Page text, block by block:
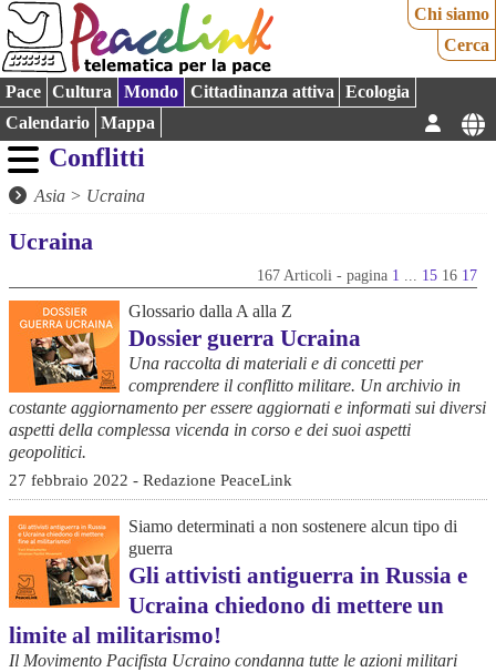
Chi siamo
Cerca
Pace Cultura Mondo Cittadinanza attiva
Ecologia
Calendario
Mappa
Conflitti
Asia > Ucraina
Ucraina
167 Articoli - pagina 1 15 16 17
Glossario dalla A alla Z
Dossier guerra Ucraina
Una raccolta di materiali e di concetti per
comprendere il conflitto militare. Un archivio in
costante aggiornamento per essere aggiornati e informati sui diversi
aspetti della complessa vicenda in corso e dei suoi aspetti
geopolitici.
27 febbraio 2022 - Redazione PeaceLink
Siamo determinati a non sostenere alcun tipo di
guerra
Gli attivisti antiguerra in Russia e
Ucraina chiedono di mettere un
limite al militarismo!
Il Movimento Pacifista Ucraino condanna tutte le azioni militari